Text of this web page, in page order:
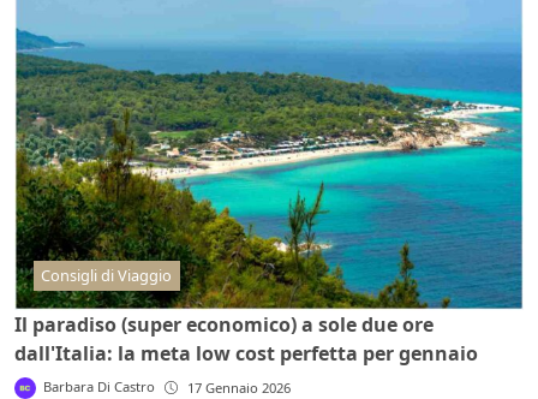
Consigli di Viaggio
Il paradiso (super economico) a sole due ore
dall'Italia: la meta low cost perfetta per gennaio
Barbara Di Castro 17 Gennaio 2026